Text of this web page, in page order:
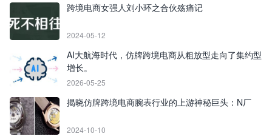
跨境电商女强人刘小环之合伙殇痛记
2024-05-12
AI大航海时代，仿牌跨境电商从粗放型走向了集约型
增长。
2026-05-25
揭晓仿牌跨境电商腕表行业的上游神秘巨头：N厂
2024-10-10